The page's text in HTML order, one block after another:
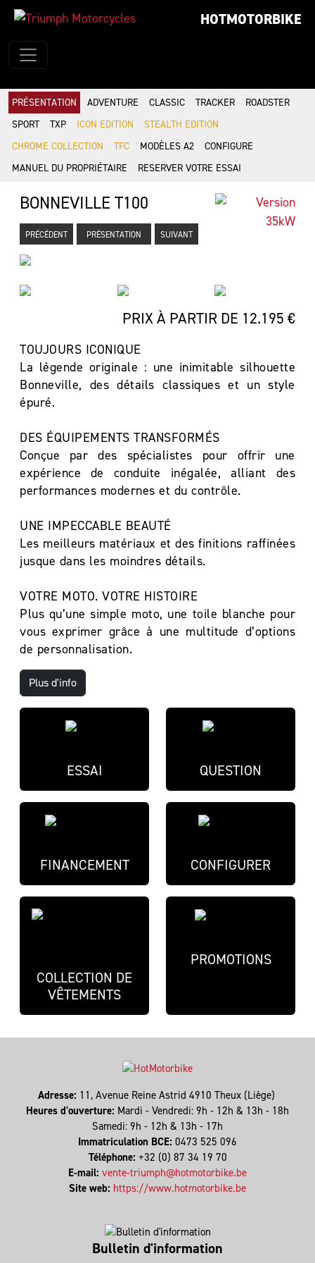
HOTMOTORBIKE
PRÉSENTATION ADVENTURE CLASSIC TRACKER
ROADSTER
SPORT
TXP ICON EDITION
STEALTH EDITION
CHROME COLLECTION
TFC MODÈLES A2
CONFIGURE
MANUEL DU PROPRIÉTAIRE
RESERVER VOTRE ESSAI
BONNEVILLE T100
PRÉCÉDENT PRÉSENTATION SUIVANT
PRIX À PARTIR DE 12.195 €
TOUJOURS ICONIQUE
La légende originale : une inimitable silhouette
Bonneville, des détails classiques et un style
épuré.
DES ÉQUIPEMENTS TRANSFORMÉS
Conçue par des spécialistes pour offrir une
expérience de conduite inégalée, alliant des
performances modernes et du contrôle.
UNE IMPECCABLE BEAUTÉ
Les meilleurs matériaux et des finitions raffinées
jusque dans les moindres détails.
VOTRE MOTO. VOTRE HISTOIRE
Plus qu’une simple moto, une toile blanche pour
vous exprimer grâce à une multitude d’options
de personnalisation.
Plus d'info
ESSAI QUESTION
FINANCEMENT CONFIGURER
COLLECTION DE
VÊTEMENTS
PROMOTIONS
Adresse: 11, Avenue Reine Astrid 4910 Theux (Liège)
Heures d'ouverture: Mardi - Vendredi: 9h - 12h & 13h - 18h
Samedi: 9h - 12h & 13h - 17h
Immatriculation BCE: 0473 525 096
Téléphone: +32 (0) 87 34 19 70
E-mail: vente-triumph@hotmotorbike.be
Site web: https://www.hotmotorbike.be
Bulletin d'information